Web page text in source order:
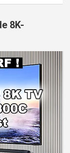
8K-